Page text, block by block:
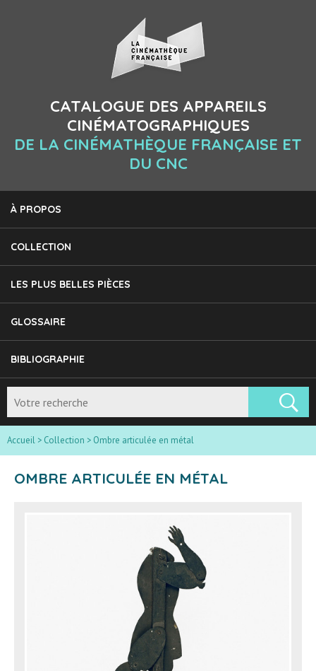
CATALOGUE DES APPAREILS
CINÉMATOGRAPHIQUES
DE LA CINÉMATHÈQUE FRANÇAISE ET
DU CNC
À PROPOS
COLLECTION
LES PLUS BELLES PIÈCES
GLOSSAIRE
BIBLIOGRAPHIE
Accueil > Collection > Ombre articulée en métal
OMBRE ARTICULÉE EN MÉTAL